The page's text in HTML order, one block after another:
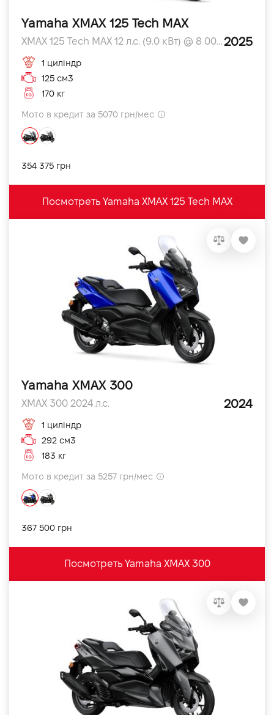
Yamaha XMAX 125 Tech MAX
XMAX 125 Tech MAX 12 л.с. (9.0 кВт) @ 8 000 л.с.2025
1 циліндр
125 см3
170 кг
Мото в кредит за 5070 грн/мес
354 375 грн
Посмотреть Yamaha XMAX 125 Tech MAX
Yamaha XMAX 300
XMAX 300 2024 л.с. 2024
1 циліндр
292 см3
183 кг
Мото в кредит за 5257 грн/мес
367 500 грн
Посмотреть Yamaha XMAX 300